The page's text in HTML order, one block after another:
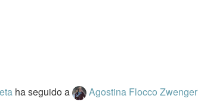
ha seguido a Agostina Flocco Zwenger